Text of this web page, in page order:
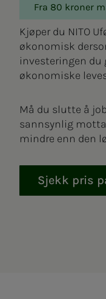
Fra 80 kroner
Kjøper du NITO
økonomisk
investeringen du
økonomiske
Må du slutte å
sannsynlig
mindre enn den
Sjekk pris